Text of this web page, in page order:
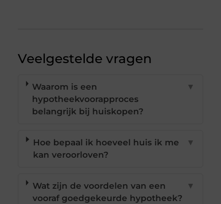
Veelgestelde vragen
Waarom is een
hypotheekvoorapproces
belangrijk bij huiskopen?
▼
Hoe bepaal ik hoeveel huis ik me
kan veroorloven?
▼
Wat zijn de voordelen van een
vooraf goedgekeurde hypotheek?
▼